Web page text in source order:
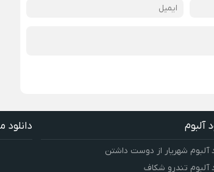
آلبوم
آلبوم شهریار از دوست داشتن
آلبوم تندرو شکاف
دانلود